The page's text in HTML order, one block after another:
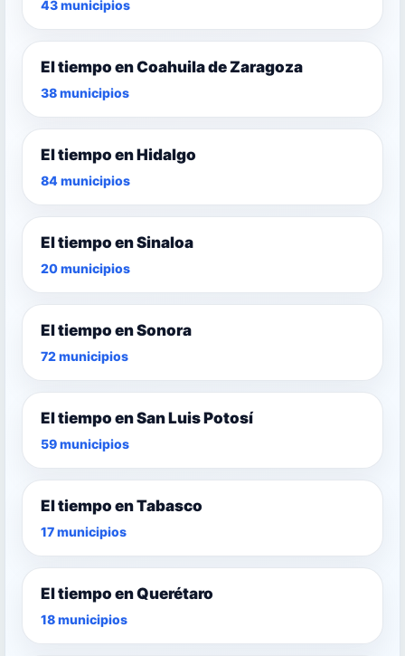
43 municipios
El tiempo en Coahuila de Zaragoza
38 municipios
El tiempo en Hidalgo
84 municipios
El tiempo en Sinaloa
20 municipios
El tiempo en Sonora
72 municipios
El tiempo en San Luis Potosí
59 municipios
El tiempo en Tabasco
17 municipios
El tiempo en Querétaro
18 municipios